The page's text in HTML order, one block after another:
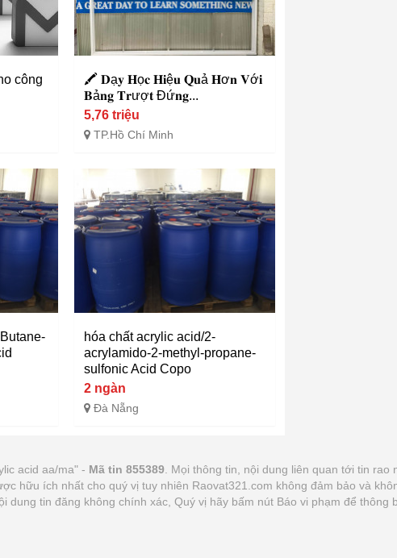
công
🖍️ 𝐃ạ𝐲 𝐇ọ𝐜 𝐇𝐢ệ𝐮 𝐐𝐮ả 𝐇ơ𝐧 𝐕ớ𝐢
𝐁ả𝐧𝐠 𝐓𝐫ượ𝐭 Đứ𝐧𝐠...
5,76 triệu
TP.Hồ Chí Minh
hóa chất acrylic acid/2-
acrylamido-2-methyl-propane-
sulfonic Acid Copo
2 ngàn
Đà Nẵng
acid aa/ma" - Mã tin 855389 . Mọi thông tin, nội dung liên quan tới tin
hữu ích nhất cho quý vị tuy nhiên Raovat321.com không đảm bảo và
tin đăng không chính xác, Quý vị hãy bấm nút Báo vi phạm để thông